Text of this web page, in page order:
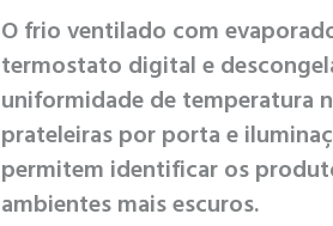
O frio ventilado com
termostato digital e
uniformidade de temperatura
prateleiras por porta e
permitem identificar os
ambientes mais escuros.